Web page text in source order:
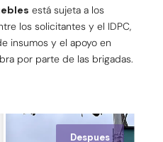
está sujeta a los
los solicitantes y el IDPC,
insumos y el apoyo en
por parte de las brigadas.
Despues